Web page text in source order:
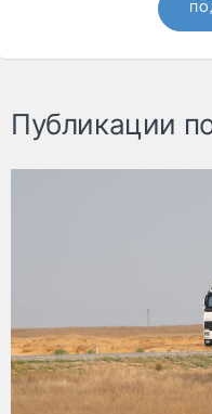
Публикации